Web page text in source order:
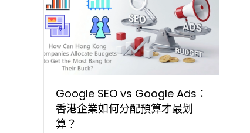
Google SEO vs Google Ads：
香港企業如何分配預算才最划
算？